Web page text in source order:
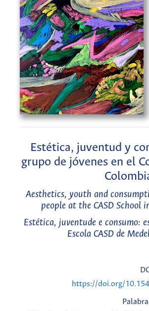
Estética, juventud y
grupo de jóvenes en el
Aesthetics, youth and
people at the CASD School
Estética, juventude e consumo:
Escola CASD de
https://doi.org/